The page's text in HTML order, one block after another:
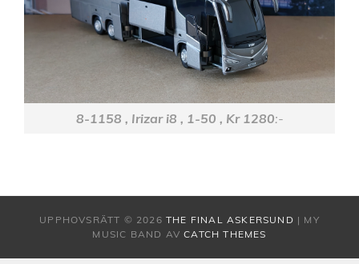
8-1158 , Irizar i8 , 1-50 , Kr 1280:-
UPPHOVSRÄTT © 2026 THE FINAL ASKERSUND | MY
MUSIC BAND AVCATCH THEMES